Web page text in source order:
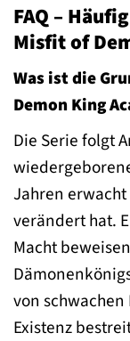
FAQ –
Misfit of
Was ist die
Demon King
Die Serie folgt
Jahren
verändert hat.
Macht
von
Existenz